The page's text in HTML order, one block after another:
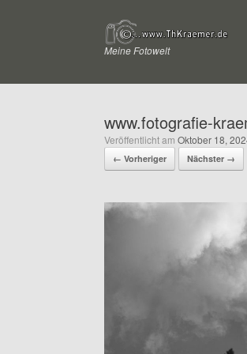
Meine Fotowelt
www.fotografie-
Veröffentlicht am Oktober 18,
← Vorheriger Nächster →